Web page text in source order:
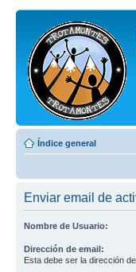
Índice general
Enviar email de
Nombre de Usuario:
Dirección de email:
Esta debe ser la dirección